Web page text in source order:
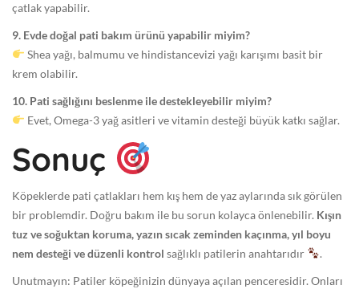
çatlak yapabilir.
9. Evde doğal pati bakım ürünü yapabilir miyim?
Shea yağı, balmumu ve hindistancevizi yağı karışımı basit bir
krem olabilir.
10. Pati sağlığını beslenme ile destekleyebilir miyim?
Evet, Omega-3 yağ asitleri ve vitamin desteği büyük katkı sağlar.
Sonuç
Köpeklerde pati çatlakları hem kış hem de yaz aylarında sık görülen
bir problemdir. Doğru bakım ile bu sorun kolayca önlenebilir. Kışın
tuz ve soğuktan koruma, yazın sıcak zeminden kaçınma, yıl boyu
nem desteği ve düzenli kontrol sağlıklı patilerin anahtarıdır
.
Unutmayın: Patiler köpeğinizin dünyaya açılan penceresidir. Onları